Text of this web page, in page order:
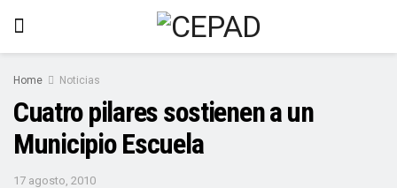
Home Noticias
Cuatro pilares sostienen a un
Municipio Escuela
17 agosto, 2010